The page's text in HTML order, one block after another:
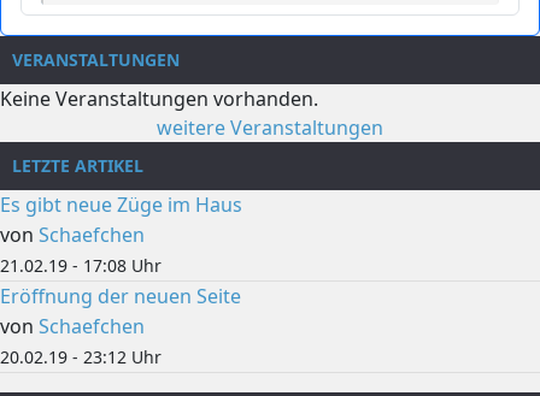
VERANSTALTUNGEN
Keine Veranstaltungen vorhanden.
weitere Veranstaltungen
LETZTE ARTIKEL
Es gibt neue Züge im Haus
von Schaefchen
21.02.19 - 17:08 Uhr
Eröffnung der neuen Seite
von Schaefchen
20.02.19 - 23:12 Uhr